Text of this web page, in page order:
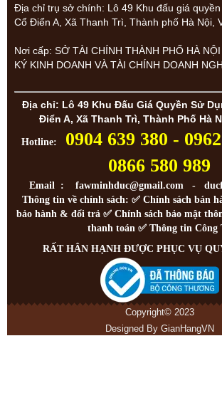
Địa chỉ trụ sở chính: Lô 49 Khu đấu giá
Cổ Điển A, Xã Thanh Trì, Thành phố Hà Nội,
Nơi cấp: SỞ TÀI CHÍNH THÀNH PHỐ HÀ
KÝ KINH DOANH VÀ TÀI CHÍNH DOANH
Địa chỉ: Lô 49 Khu Đấu Giá Quyền Sử
Điển A, Xã Thanh Trì, Thành Phố Hà
Hotline: 0904 639 380 -
0866 580 989
Email : fawminhduc@gmail.com -
Thông tin về chính sách: ✅ Chính sách bán
bảo hành & đổi trả ✅ Chính sách bảo mật
thanh toán ✅ Thông tin Công
RẤT HÂN HẠNH ĐƯỢC PHỤC VỤ
Copyright© 2023
Designed By GianHangVN